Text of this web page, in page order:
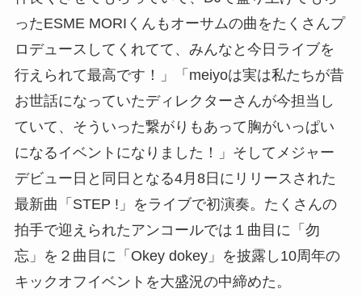
ったESME MORIくんもオーサムの曲をたくさんプ
ロデュースしてくれてて、みんなと今日ライブを
行えられて最高です！」「meiyoは実は私たちが昔
お世話になっていたディレクターさんが今担当し
ていて、そういった繋がりもあって胸がいっぱい
になるイベントになりました！」そしてメジャー
デビュー日と同日となる4月8日にリリースされた
最新曲「STEP !」をライブで初演奏。たくさんの
拍手で迎えられたアンコールでは１曲目に「勿
忘」を２曲目に「Okey dokey」を披露し10周年の
キックオフイベントを大盛況の中締めた。